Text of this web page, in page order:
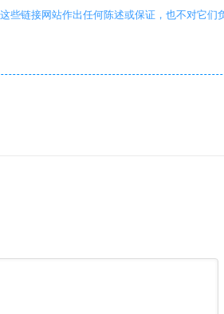
些链接网站作出任何陈述或保证，也不对它们